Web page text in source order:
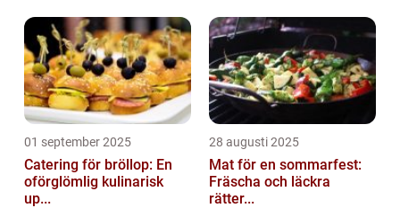
01 september 2025
Catering för bröllop: En
oförglömlig kulinarisk
up...
28 augusti 2025
Mat för en sommarfest:
Fräscha och läckra
rätter...